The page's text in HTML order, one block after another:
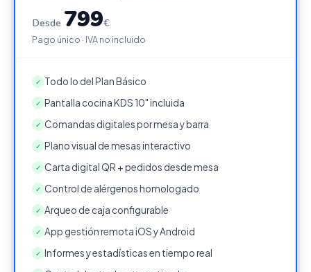
Desde 799€
Pago único · IVA no incluido
✓ Todo lo del Plan Básico
✓ Pantalla cocina KDS 10" incluida
✓ Comandas digitales por mesa y barra
✓ Plano visual de mesas interactivo
✓ Carta digital QR + pedidos desde mesa
✓ Control de alérgenos homologado
✓ Arqueo de caja configurable
✓ App gestión remota iOS y Android
✓ Informes y estadísticas en tiempo real